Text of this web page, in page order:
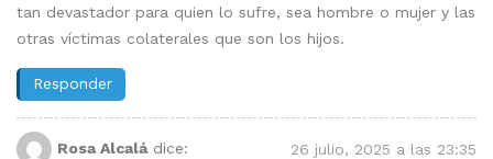
tan devastador para quien lo sufre, sea hombre o mujer y las
otras víctimas colaterales que son los hijos.
Responder
Rosa Alcalá dice: 26 julio, 2025 a las 23:35